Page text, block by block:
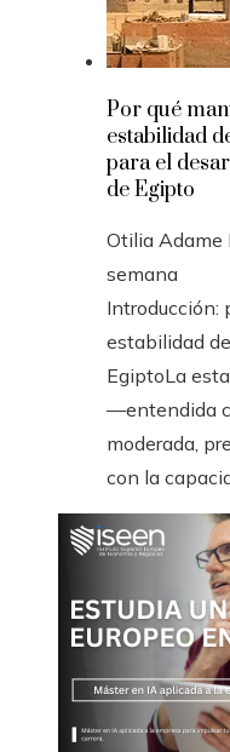
Por qué
estabilidad
para el
de Egipto
Otilia Adame
semana
Introducción:
estabilidad
EgiptoLa
—entendida
moderada,
con la